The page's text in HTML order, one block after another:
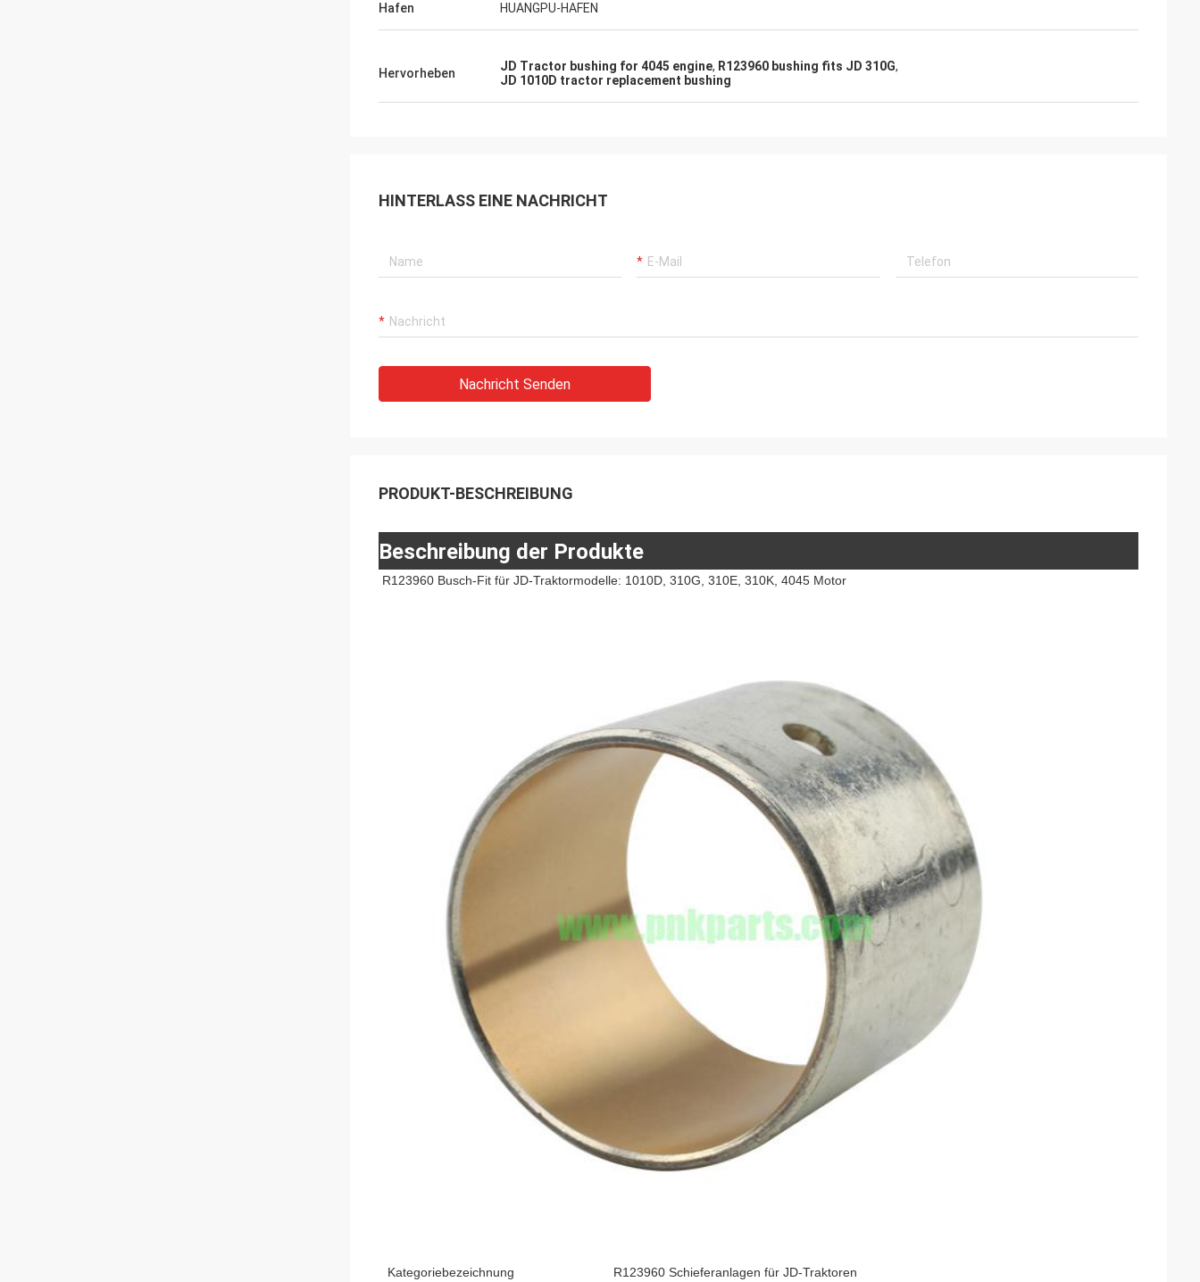
Hafen HUANGPU-HAFEN
Hervorheben JD Tractor bushing for 4045 engine, R123960 bushing fits JD 310G,
JD 1010D tractor replacement bushing
HINTERLASS EINE NACHRICHT
Nachricht Senden
PRODUKT-BESCHREIBUNG
Beschreibung der Produkte
R123960 Busch-Fit für JD-Traktormodelle: 1010D, 310G, 310E, 310K, 4045 Motor
Kategoriebezeichnung R123960 Schieferanlagen für JD-Traktoren